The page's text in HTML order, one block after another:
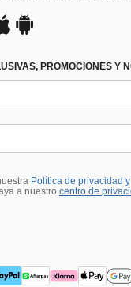
PROMOCIONES Y
Política de privacidad
a nuestro centro de